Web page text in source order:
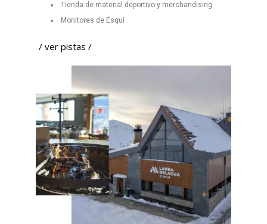
Tienda de material deportivo y merchandising
Monitores de Esquí
/ ver pistas /